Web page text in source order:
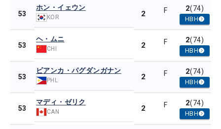
53
ホン・イェウン
KOR 2 F 2(74)
HBH
53
ヘ・ムニ
CHI 2 F 2(74)
HBH
53
ビアンカ・パグダンガナン
PHL 2 F 2(74)
HBH
53
マディ・ゼリク
CAN 2 F 2(74)
HBH